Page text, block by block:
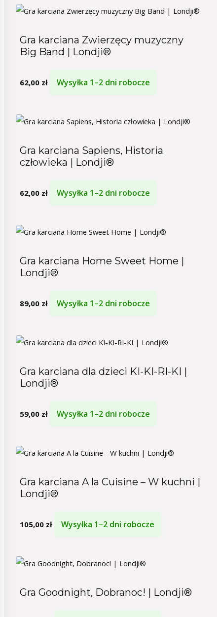
Gra karciana Zwierzęcy muzyczny
Big Band | Londji®
62,00 zł Wysyłka 1–2 dni robocze
Gra karciana Sapiens, Historia
człowieka | Londji®
62,00 zł Wysyłka 1–2 dni robocze
Gra karciana Home Sweet Home |
Londji®
89,00 zł Wysyłka 1–2 dni robocze
Gra karciana dla dzieci KI-KI-RI-KI |
Londji®
59,00 zł Wysyłka 1–2 dni robocze
Gra karciana A la Cuisine – W kuchni |
Londji®
105,00 zł Wysyłka 1–2 dni robocze
Gra Goodnight, Dobranoc! | Londji®